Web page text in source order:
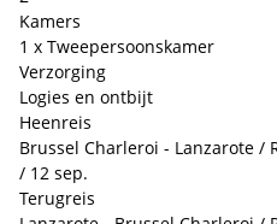
Kamers
1 x Tweepersoonskamer
Verzorging
Logies en ontbijt
Heenreis
Brussel Charleroi - Lanzarote /
/ 12 sep.
Terugreis